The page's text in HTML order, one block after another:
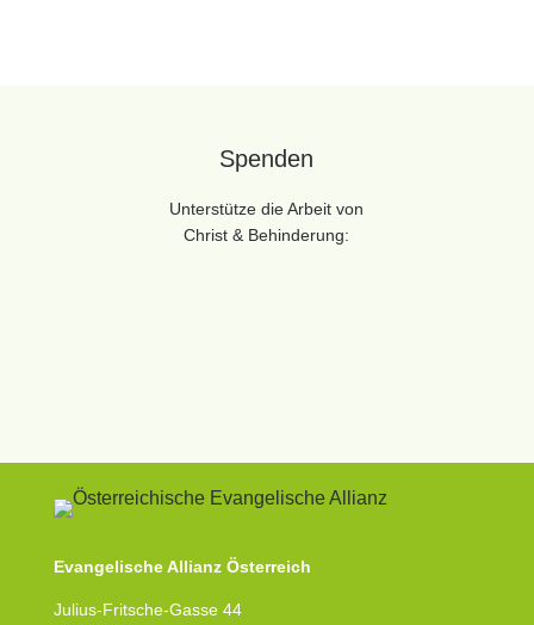
Spenden
Unterstütze die Arbeit von
Christ & Behinderung:
Evangelische Allianz Österreich
Julius-Fritsche-Gasse 44